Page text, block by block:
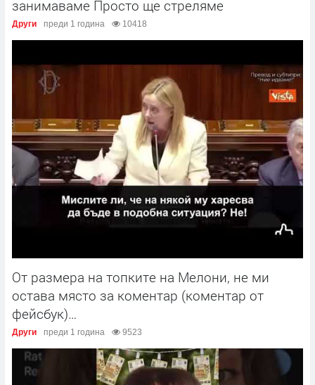
занимаваме Просто ще стреляме
Други преди 1 година 10418
От размера на топките на Мелони, не ми
остава място за коментар (коментар от
фейсбук)…
Други преди 1 година 9523